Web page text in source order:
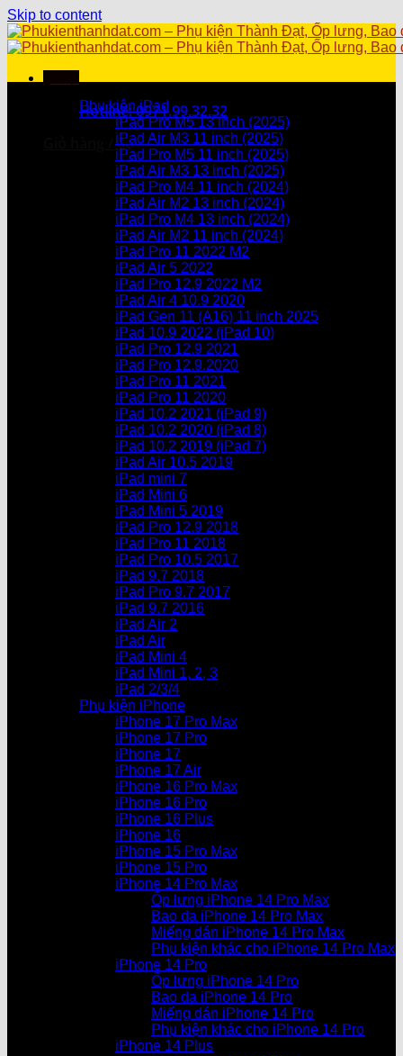
Skip to content
Hotline: 0971.99.32.32
Giỏ hàng /0₫
Chưa có sản phẩm trong giỏ hàng.
Chưa có sản phẩm trong giỏ hàng.
Danh mục sản phẩm
Phụ kiện iPad
iPad Pro M5 13 inch (2025)
iPad Air M3 11 inch (2025)
iPad Pro M5 11 inch (2025)
iPad Air M3 13 inch (2025)
iPad Pro M4 11 inch (2024)
iPad Air M2 13 inch (2024)
iPad Pro M4 13 inch (2024)
iPad Air M2 11 inch (2024)
iPad Pro 11 2022 M2
iPad Air 5 2022
iPad Pro 12.9 2022 M2
iPad Air 4 10.9 2020
iPad Gen 11 (A16) 11 inch 2025
iPad 10.9 2022 (iPad 10)
iPad Pro 12.9 2021
iPad Pro 12.9.2020
iPad Pro 11 2021
iPad Pro 11 2020
iPad 10.2 2021 (iPad 9)
iPad 10.2 2020 (iPad 8)
iPad 10.2 2019 (iPad 7)
iPad Air 10.5 2019
iPad mini 7
iPad Mini 6
iPad Mini 5 2019
iPad Pro 12.9 2018
iPad Pro 11 2018
iPad Pro 10.5 2017
iPad 9.7 2018
iPad Pro 9.7 2017
iPad 9.7 2016
iPad Air 2
iPad Air
iPad Mini 4
iPad Mini 1, 2, 3
iPad 2/3/4
Phụ kiện iPhone
iPhone 17 Pro Max
iPhone 17 Pro
iPhone 17
iPhone 17 Air
iPhone 16 Pro Max
iPhone 16 Pro
iPhone 16 Plus
iPhone 16
iPhone 15 Pro Max
iPhone 15 Pro
iPhone 14 Pro Max
Ốp lưng iPhone 14 Pro Max
Bao da iPhone 14 Pro Max
Miếng dán iPhone 14 Pro Max
Phụ kiện khác cho iPhone 14 Pro Max
iPhone 14 Pro
Ốp lưng iPhone 14 Pro
Bao da iPhone 14 Pro
Miếng dán iPhone 14 Pro
Phụ kiện khác cho iPhone 14 Pro
iPhone 14 Plus